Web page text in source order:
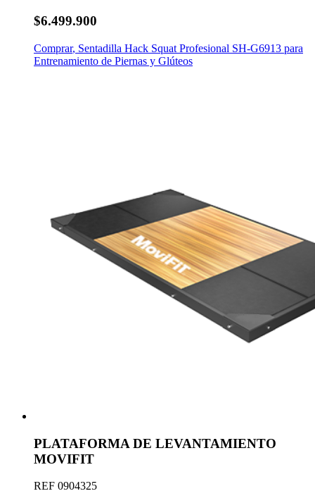
$6.499.900
Comprar, Sentadilla Hack Squat Profesional SH-G6913 para
Entrenamiento de Piernas y Glúteos
PLATAFORMA DE LEVANTAMIENTO
MOVIFIT
REF 0904325